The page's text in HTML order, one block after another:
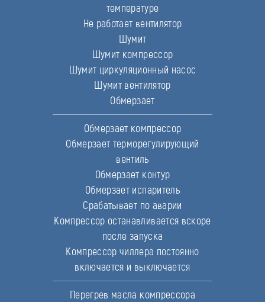
температуре
Не работает вентилятор
Шумит
Шумит компрессор
Шумит циркуляционный насос
Шумит вентилятор
Обмерзает
Обмерзает компрессор
Обмерзает терморегулирующий
вентиль
Обмерзает контур
Обмерзает испаритель
Срабатывает по аварии
Компрессор останавливается вскоре
после запуска
Компрессор чиллера постоянно
включается и выключается
Перегрев масла компрессора